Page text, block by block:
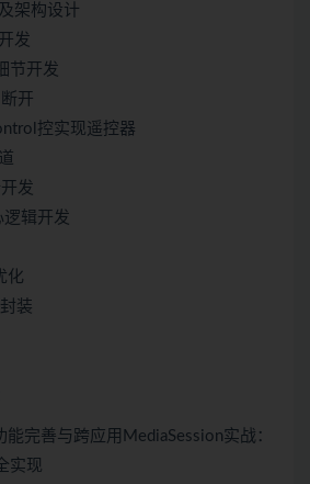
架构设计
发
节开发
开
控实现遥控器
发
辑开发
化
装
完善与跨应用MediaSession实战：
实现